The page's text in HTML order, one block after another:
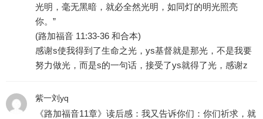
光明，毫无黑暗，就必全然光明，如同灯的明光照亮
你。”
(路加福音 11:33-36 和合本)
感谢s使我得到了生命之光，ys基督就是那光，不是我要
努力做光，而是s的一句话，接受了ys就得了光，感谢z
紫一刘yq
《路加福音11章》读后感：我又告诉你们：你们祈求，就